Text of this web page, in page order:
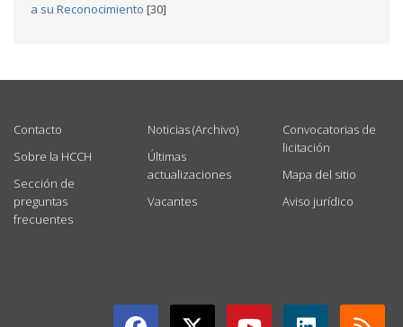
a su Reconocimiento [30]
Contacto
Sobre la HCCH
Sección de
preguntas
frecuentes
Noticias (Archivo)
Últimas
actualizaciones
Vacantes
Convocatorias de
licitación
Mapa del sitio
Aviso jurídico